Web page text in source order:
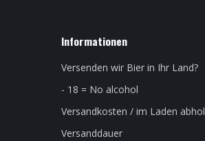
Informationen
Versenden wir Bier in Ihr Land?
- 18 = No alcohol
Versandkosten / im Laden
Versanddauer